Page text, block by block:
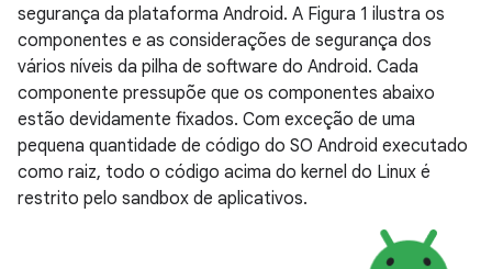
segurança da plataforma Android. A Figura 1 ilustra os
componentes e as considerações de segurança dos
vários níveis da pilha de software do Android. Cada
componente pressupõe que os componentes abaixo
estão devidamente fixados. Com exceção de uma
pequena quantidade de código do SO Android executado
como raiz, todo o código acima do kernel do Linux é
restrito pelo sandbox de aplicativos.